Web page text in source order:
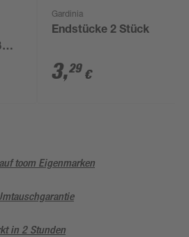
Gardinia
Endstücke 2 Stück
3,29 €
toom Eigenmarken
in 2 Stunden